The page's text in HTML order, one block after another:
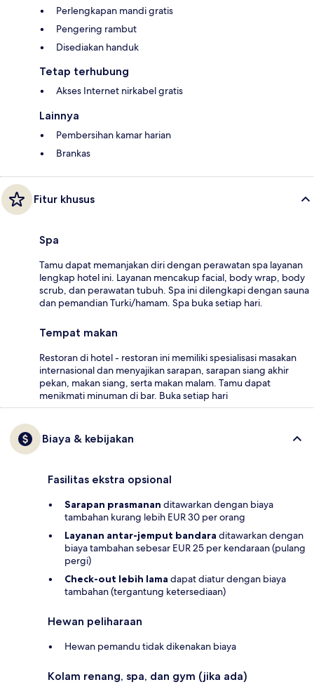
Perlengkapan mandi gratis
Pengering rambut
Disediakan handuk
Tetap terhubung
Akses Internet nirkabel gratis
Lainnya
Pembersihan kamar harian
Brankas
Fitur khusus
Spa
Tamu dapat memanjakan diri dengan perawatan spa layanan
lengkap hotel ini. Layanan mencakup facial, body wrap, body
scrub, dan perawatan tubuh. Spa ini dilengkapi dengan sauna
dan pemandian Turki/hamam. Spa buka setiap hari.
Tempat makan
Restoran di hotel - restoran ini memiliki spesialisasi masakan
internasional dan menyajikan sarapan, sarapan siang akhir
pekan, makan siang, serta makan malam. Tamu dapat
menikmati minuman di bar. Buka setiap hari
Biaya & kebijakan
Fasilitas ekstra opsional
Sarapan prasmanan ditawarkan dengan biaya
tambahan kurang lebih EUR 30 per orang
Layanan antar-jemput bandara ditawarkan dengan
biaya tambahan sebesar EUR 25 per kendaraan (pulang
pergi)
Check-out lebih lama dapat diatur dengan biaya
tambahan (tergantung ketersediaan)
Hewan peliharaan
Hewan pemandu tidak dikenakan biaya
Kolam renang, spa, dan gym (jika ada)